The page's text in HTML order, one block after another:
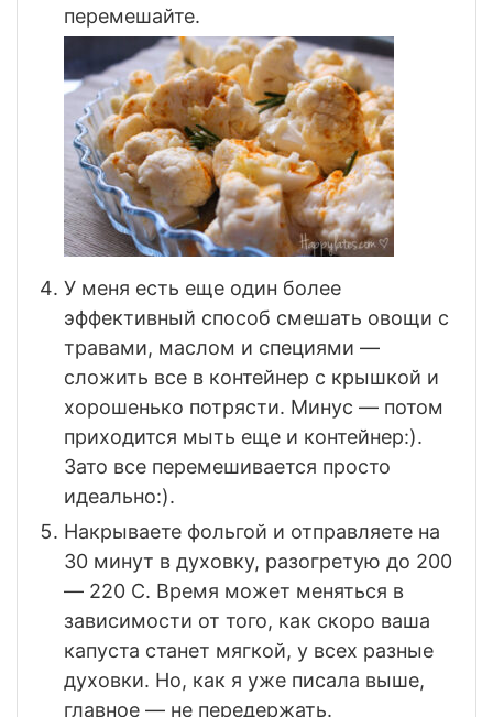
перемешайте.
У меня есть еще один более
эффективный способ смешать овощи с
травами, маслом и специями —
сложить все в контейнер с крышкой и
хорошенько потрясти. Минус — потом
приходится мыть еще и контейнер:).
Зато все перемешивается просто
идеально:).
Накрываете фольгой и отправляете на
30 минут в духовку, разогретую до 200
— 220 С. Время может меняться в
зависимости от того, как скоро ваша
капуста станет мягкой, у всех разные
духовки. Но, как я уже писала выше,
главное — не передержать.